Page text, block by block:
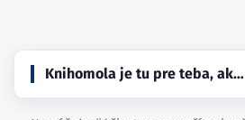
Knihomola je tu pre teba, ak…